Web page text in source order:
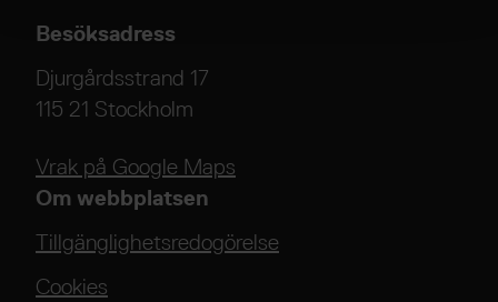
Besöksadress
Djurgårdsstrand 17
115 21 Stockholm
Vrak på Google Maps
Om webbplatsen
Tillgänglighetsredogörelse
Cookies